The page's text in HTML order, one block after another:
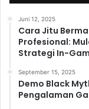
Juni 12, 2025
Cara Jitu
Profesional:
Strategi In-
September 15, 2025
Demo Black
Pengalaman